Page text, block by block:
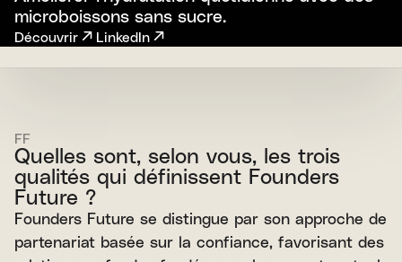
microboissons sans sucre.
Découvrir LinkedIn
FF
Quelles sont, selon vous, les trois
qualités qui définissent Founders
Future ?
Founders Future se distingue par son approche de
partenariat basée sur la confiance, favorisant des